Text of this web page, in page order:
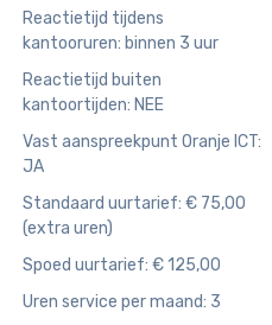
Reactietijd tijdens
kantooruren: binnen 3 uur
Reactietijd buiten
kantoortijden: NEE
Vast aanspreekpunt Oranje ICT:
JA
Standaard uurtarief: € 75,00
(extra uren)
Spoed uurtarief: € 125,00
Uren service per maand: 3